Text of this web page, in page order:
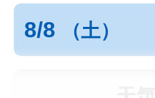
8/8 （土）